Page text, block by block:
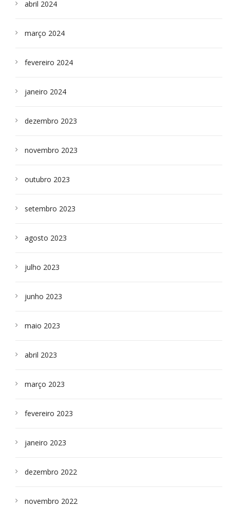
abril 2024
março 2024
fevereiro 2024
janeiro 2024
dezembro 2023
novembro 2023
outubro 2023
setembro 2023
agosto 2023
julho 2023
junho 2023
maio 2023
abril 2023
março 2023
fevereiro 2023
janeiro 2023
dezembro 2022
novembro 2022